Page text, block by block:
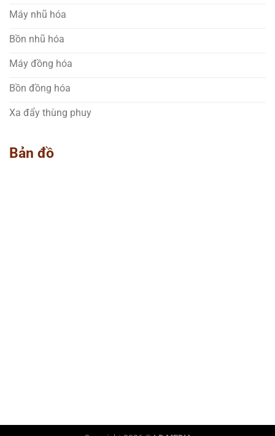
Máy nhũ hóa
Bồn nhũ hóa
Máy đồng hóa
Bồn đồng hóa
Xa đẩy thùng phuy
Bản đồ